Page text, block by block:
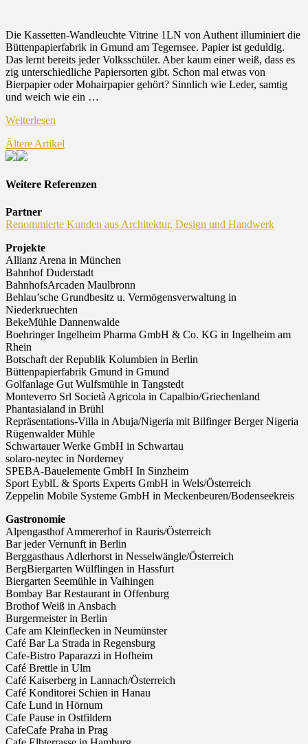
Die Kassetten-Wandleuchte Vitrine 1LN von Authent illuminiert die
Büttenpapierfabrik in Gmund am Tegernsee. Papier ist geduldig.
Das lernt bereits jeder Volksschüler. Aber kaum einer weiß, dass es
zig unterschiedliche Papiersorten gibt. Schon mal etwas von
Bierpapier oder Mohairpapier gehört? Sinnlich wie Leder, samtig
und weich wie ein …
Weiterlesen
Ältere Artikel
Weitere Referenzen
Partner
Renommierte Kunden aus Architektur, Design und Handwerk
Projekte
Allianz Arena in München
Bahnhof Duderstadt
BahnhofsArcaden Maulbronn
Behlau’sche Grundbesitz u. Vermögensverwaltung in
Niederkruechten
BekeMühle Dannenwalde
Boehringer Ingelheim Pharma GmbH & Co. KG in Ingelheim am
Rhein
Botschaft der Republik Kolumbien in Berlin
Büttenpapierfabrik Gmund in Gmund
Golfanlage Gut Wulfsmühle in Tangstedt
Monteverro Srl Società Agricola in Capalbio/Griechenland
Phantasialand in Brühl
Repräsentations-Villa in Abuja/Nigeria mit Bilfinger Berger Nigeria
Rügenwalder Mühle
Schwartauer Werke GmbH in Schwartau
solaro-neytec in Norderney
SPEBA-Bauelemente GmbH In Sinzheim
Sport EyblL & Sports Experts GmbH in Wels/Österreich
Zeppelin Mobile Systeme GmbH in Meckenbeuren/Bodenseekreis
Gastronomie
Alpengasthof Ammererhof in Rauris/Österreich
Bar jeder Vernunft in Berlin
Berggasthaus Adlerhorst in Nesselwängle/Österreich
BergBiergarten Wülflingen in Hassfurt
Biergarten Seemühle in Vaihingen
Bombay Bar Restaurant in Offenburg
Brothof Weiß in Ansbach
Burgermeister in Berlin
Cafe am Kleinflecken in Neumünster
Café Bar La Strada in Regensburg
Cafe-Bistro Paparazzi in Hofheim
Café Brettle in Ulm
Café Kaiserberg in Lannach/Österreich
Café Konditorei Schien in Hanau
Cafe Lund in Hörnum
Cafe Pause in Ostfildern
CafeCafe Praha in Prag